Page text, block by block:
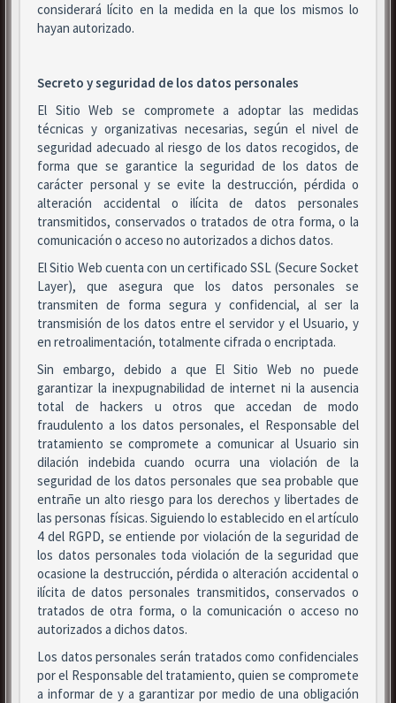
considerará lícito en la medida en la que los mismos lo
hayan autorizado.
Secreto y seguridad de los datos personales
El Sitio Web se compromete a adoptar las medidas
técnicas y organizativas necesarias, según el nivel de
seguridad adecuado al riesgo de los datos recogidos, de
forma que se garantice la seguridad de los datos de
carácter personal y se evite la destrucción, pérdida o
alteración accidental o ilícita de datos personales
transmitidos, conservados o tratados de otra forma, o la
comunicación o acceso no autorizados a dichos datos.
El Sitio Web cuenta con un certificado SSL (Secure Socket
Layer), que asegura que los datos personales se
transmiten de forma segura y confidencial, al ser la
transmisión de los datos entre el servidor y el Usuario, y
en retroalimentación, totalmente cifrada o encriptada.
Sin embargo, debido a que El Sitio Web no puede
garantizar la inexpugnabilidad de internet ni la ausencia
total de hackers u otros que accedan de modo
fraudulento a los datos personales, el Responsable del
tratamiento se compromete a comunicar al Usuario sin
dilación indebida cuando ocurra una violación de la
seguridad de los datos personales que sea probable que
entrañe un alto riesgo para los derechos y libertades de
las personas físicas. Siguiendo lo establecido en el artículo
4 del RGPD, se entiende por violación de la seguridad de
los datos personales toda violación de la seguridad que
ocasione la destrucción, pérdida o alteración accidental o
ilícita de datos personales transmitidos, conservados o
tratados de otra forma, o la comunicación o acceso no
autorizados a dichos datos.
Los datos personales serán tratados como confidenciales
por el Responsable del tratamiento, quien se compromete
a informar de y a garantizar por medio de una obligación